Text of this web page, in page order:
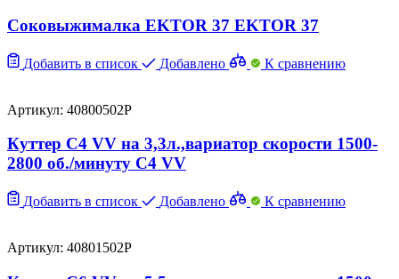
Соковыжималка EKTOR 37 EKTOR 37
Добавить в список Добавлено К сравнению
Артикул: 40800502P
Куттер C4 VV на 3,3л.,вариатор скорости 1500-
2800 об./минуту C4 VV
Добавить в список Добавлено К сравнению
Артикул: 40801502P